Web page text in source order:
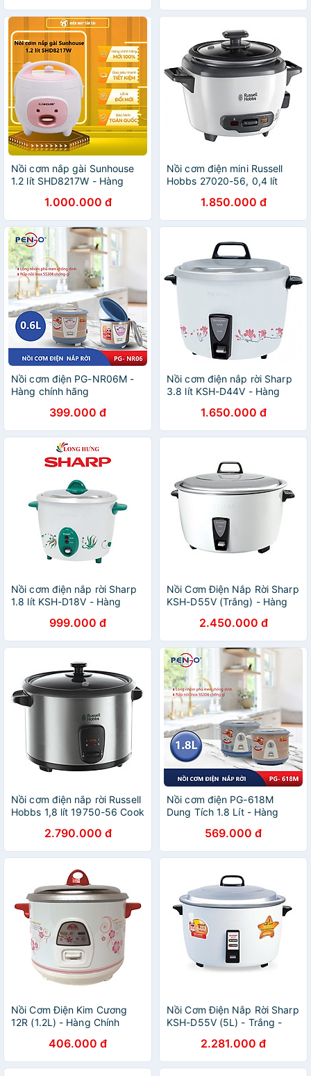
Bảo hành 12 tháng
12 tháng
Nồi cơm nắp gài Sunhouse
1.2 lít SHD8217W - Hàng
1.000.000 đ
Nồi cơm điện mini Russell
Hobbs 27020-56, 0,4 lít
1.850.000 đ
Nồi cơm điện PG-NR06M -
Hàng chính hãng
399.000 đ
Nồi cơm điện nắp rời Sharp
3.8 lít KSH-D44V - Hàng
1.650.000 đ
Nồi cơm điện nắp rời Sharp
1.8 lít KSH-D18V - Hàng
999.000 đ
Nồi Cơm Điện Nắp Rời Sharp
KSH-D55V (Trắng) - Hàng
2.450.000 đ
Nồi cơm điện nắp rời Russell
Hobbs 1,8 lít 19750-56 Cook
2.790.000 đ
Nồi cơm điện PG-618M
Dung Tích 1.8 Lít - Hàng
569.000 đ
Nồi Cơm Điện Kim Cương
12R (1.2L) - Hàng Chính
406.000 đ
Nồi Cơm Điện Nắp Rời Sharp
KSH-D55V (5L) - Trắng -
2.281.000 đ